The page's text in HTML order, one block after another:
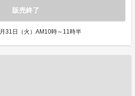
販売終了
31日（火）AM10時～11時半